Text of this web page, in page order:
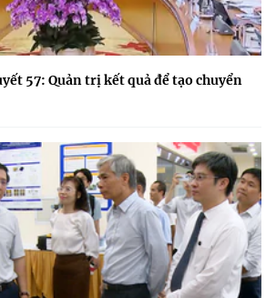
57: Quản trị kết quả để tạo chuyển